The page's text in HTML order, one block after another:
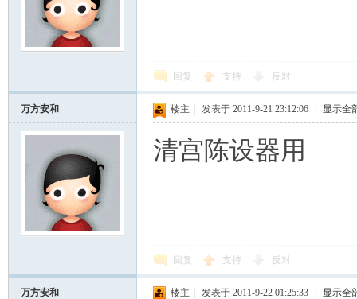
回复 支持 反对
万方安和 楼主 发表于 2011-9-21 23:12:06 显示全
清宫陈设器用
回复 支持 反对
万方安和 楼主 发表于 2011-9-22 01:25:33 显示全